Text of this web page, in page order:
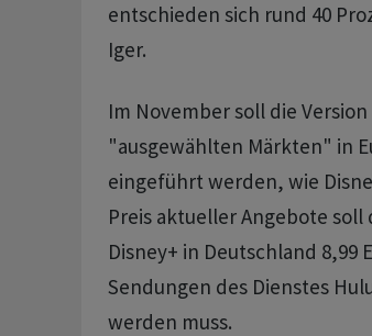
entschieden sich rund 40
Iger.
Im November soll die
"ausgewählten Märkten" in
eingeführt werden, wie
Preis aktueller Angebote
Disney+ in Deutschland
Sendungen des Dienstes
werden muss.